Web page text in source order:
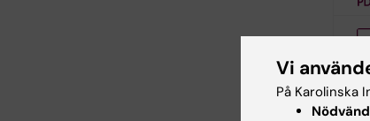
Vi
På Karolinska